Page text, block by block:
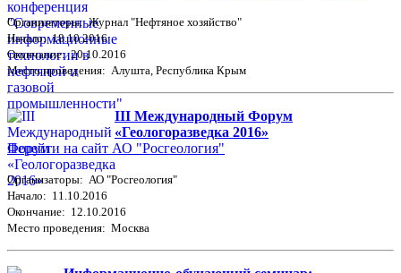
Организаторы: Журнал "Нефтяное хозяйство"
Начало: 18.10.2016
Окончание: 20.10.2016
Место проведения: Алушта, Республика Крым
III Международный Форум
«Геологоразведка 2016»
Перейти на сайт АО "Росгеология"
Организаторы: АО "Росгеология"
Начало: 11.10.2016
Окончание: 12.10.2016
Место проведения: Москва